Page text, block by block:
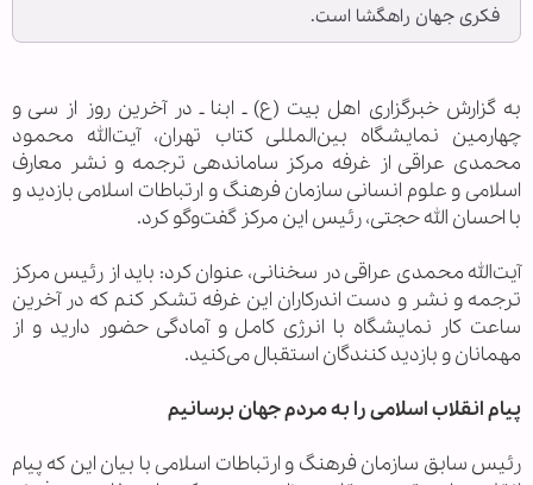
فکری جهان راهگشا است.
به گزارش خبرگزاری اهل بيت (ع) ـ ابنا ـ در آخرین روز از سی و
چهارمین نمایشگاه بین‌المللی کتاب تهران، آیت‌الله محمود
محمدی عراقی از غرفه مرکز ساماندهی ترجمه و نشر معارف
اسلامی و علوم انسانی سازمان فرهنگ و ارتباطات اسلامی بازدید و
با احسان الله حجتی، رئیس این مرکز گفت‌وگو کرد.
آیت‌الله محمدی عراقی در سخنانی، عنوان کرد: باید از رئیس مرکز
ترجمه و نشر و دست اندرکاران این غرفه تشکر کنم که در آخرین
ساعت کار نمایشگاه با انرژی کامل و آمادگی حضور دارید و از
مهمانان و بازدید کنندگان استقبال می‌کنید.
پیام انقلاب اسلامی را به مردم جهان برسانیم
رئیس سابق سازمان فرهنگ و ارتباطات اسلامی با بیان این که پیام